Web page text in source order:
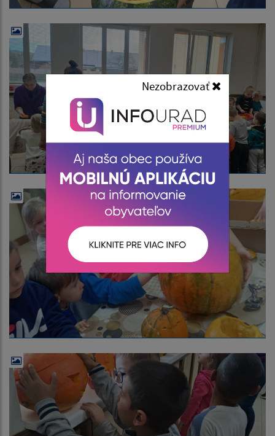
Nezobrazovať